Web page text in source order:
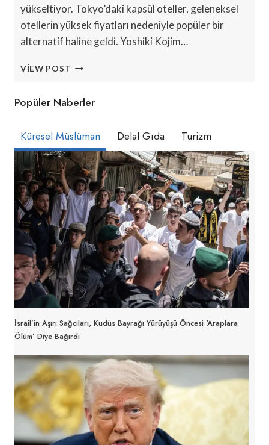
yükseltiyor. Tokyo’daki kapsül oteller, geleneksel
otellerin yüksek fiyatları nedeniyle popüler bir
alternatif haline geldi. Yoshiki Kojim…
VIEW POST JAPONYA’DAKI
İŞ
DEĞIŞTIRIYOR?
Popüler Naberler
Küresel Müslüman Delal Gıda Turizm
İsrail’in Aşırı Sağcıları, Kudüs Bayrağı Yürüyüşü Öncesi ‘Araplara
Ölüm’ Diye Bağırdı